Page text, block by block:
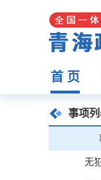
首 页
事项
无